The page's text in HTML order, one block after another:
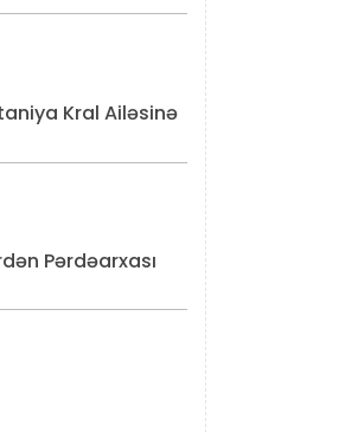
Kral Ailəsinə
Pərdəarxası